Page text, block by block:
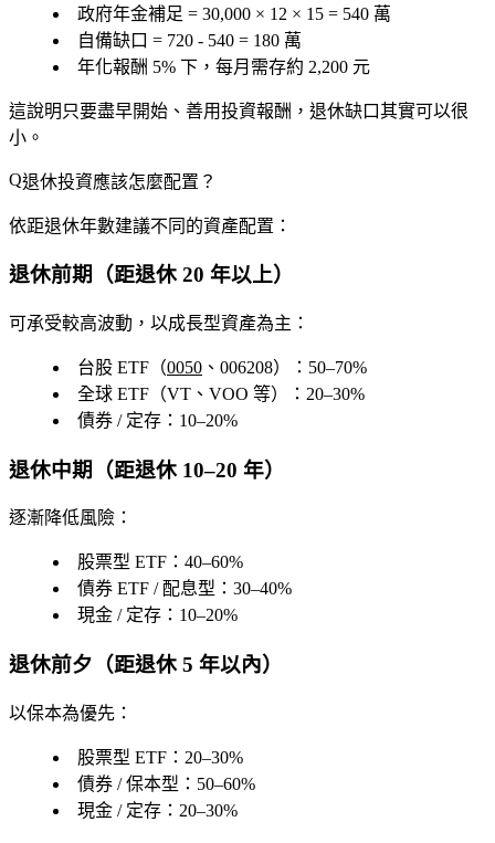
政府年金補足 = 30,000 × 12 × 15 = 540 萬
自備缺口 = 720 - 540 = 180 萬
年化報酬 5% 下，每月需存約 2,200 元
這說明只要盡早開始、善用投資報酬，退休缺口其實可以很
小。
退休投資應該怎麼配置？
依距退休年數建議不同的資產配置：
退休前期（距退休 20 年以上）
可承受較高波動，以成長型資產為主：
台股 ETF（0050 、006208）：50–70%
全球 ETF（VT、VOO 等）：20–30%
債券 / 定存：10–20%
退休中期（距退休 10–20 年）
逐漸降低風險：
股票型 ETF：40–60%
債券 ETF / 配息型：30–40%
現金 / 定存：10–20%
退休前夕（距退休 5 年以內）
以保本為優先：
股票型 ETF：20–30%
債券 / 保本型：50–60%
現金 / 定存：20–30%